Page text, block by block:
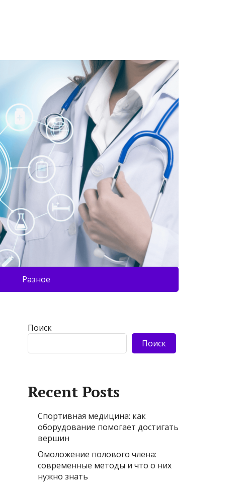
Разное
Поиск
Поиск
Recent Posts
Спортивная медицина: как
оборудование помогает достигать
вершин
Омоложение полового члена:
современные методы и что о них
нужно знать